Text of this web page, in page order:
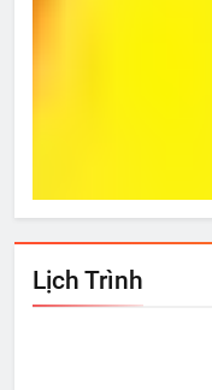
Lịch Trình